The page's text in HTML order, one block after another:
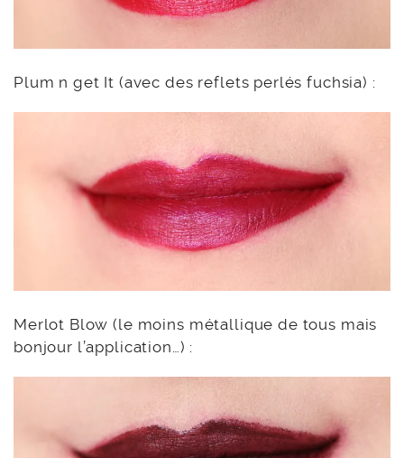
Plum n get It (avec des reflets perlés fuchsia) :
Merlot Blow (le moins métallique de tous mais
bonjour l’application…) :